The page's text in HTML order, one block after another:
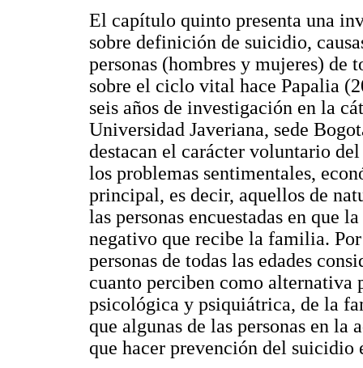
El capítulo quinto presenta una
sobre definición de suicidio,
personas (hombres y mujeres) de
sobre el ciclo vital hace Papalia
seis años de investigación en la
Universidad Javeriana, sede
destacan el carácter voluntario
los problemas sentimentales,
principal, es decir, aquellos de
las personas encuestadas en que
negativo que recibe la familia.
personas de todas las edades
cuanto perciben como
psicológica y psiquiátrica, de la
que algunas de las personas en
que hacer prevención del suicidio